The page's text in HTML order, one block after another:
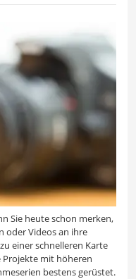
Sie heute schon merken,
oder Videos an ihre
einer schnelleren Karte
Projekte mit höheren
bestens gerüstet.